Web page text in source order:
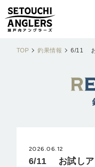
TOP 釣果情報 6/11 お
2026.06.12
6/11 お試しア